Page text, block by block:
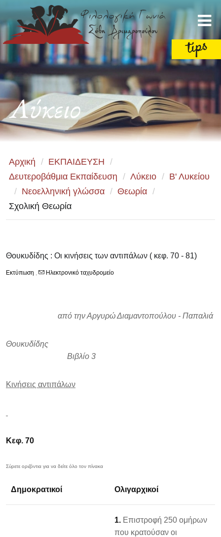
Λύκειο
Αρχική / ΕΚΠΑΙΔΕΥΣΗ /
Δευτεροβάθμια Εκπαίδευση / Λύκειο / Β' Λυκείου
/ Νεοελληνική γλώσσα / Θεωρία /
Σχολική Θεωρία
Θουκυδίδης : Οι κινήσεις των αντιπάλων ( κεφ. 70 - 81)
Εκτύπωση , Ηλεκτρονικό ταχυδρομείο
από την Αργυρώ Διαμαντοπούλου - Παπαλιά
Θουκυδίδης
Βιβλίο 3
Κινήσεις αντιπάλων
Κεφ. 70
Δημοκρατικοί Ολιγαρχικοί
1. Επιστροφή 250 ομήρων
που κρατούσαν οι